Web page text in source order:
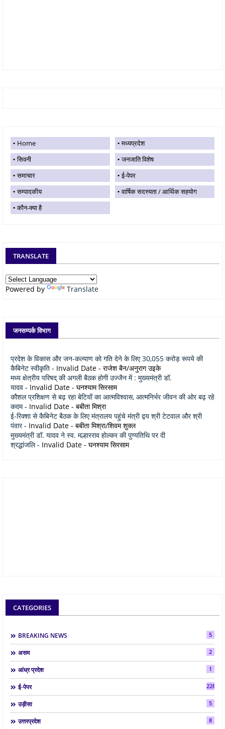
Home
मध्यप्रदेश
सिवनी
जनजाति विशेष
समाचार
ई-पेपर
सम्पादकीय
वार्षिक सदस्यता / आर्थिक सहयोग
कौन-क्या है
TRANSLATE
Powered by Translate
जनसम्पर्क विभाग
प्रदेश के विकास और जन-कल्याण को गति देने के लिए 30,055 करोड़ रूपये की
कैबिनेट स्वीकृति - Invalid Date - राजेश बैन/अनुराग उइके
मध्य क्षेत्रीय परिषद् की अगली बैठक होगी उज्जैन में : मुख्यमंत्री डॉ.
यादव - Invalid Date - घनश्याम सिरसाम
कौशल प्रशिक्षण से बढ़ रहा बेटियों का आत्मविश्वास, आत्मनिर्भर जीवन की ओर बढ़ रहे
कदम- Invalid Date - बबीता मिश्रा
ई-रिक्शा से कैबिनेट बैठक के लिए मंत्रालय पहुंचे मंत्री द्वय श्री टेटवाल और श्री
पंवार- Invalid Date - बबीता मिश्रा/शिवम शुक्ल
मुख्यमंत्री डॉ. यादव ने स्व. मल्हारराव होल्कर की पुण्यतिथि पर दी
श्रद्धांजलि- Invalid Date - घनश्याम सिरसाम
CATEGORIES
BREAKING NEWS 5
असम 2
आंध्र प्रदेश 1
ई-पेपर 2286
उड़ीसा 5
उत्तरप्रदेश 8